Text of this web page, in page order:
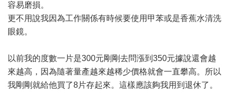
容易磨損。
更不用說我因為工作關係有時候要使用甲苯或是香蕉水清洗
眼鏡。
以前我的度數一片是300元剛剛去問漲到350元據說還會越
來越高，因為隨著量產越來越稀少價格就會一直攀高。所以
我剛剛就給他買了8片存起來。這樣應該夠我用到退休了。